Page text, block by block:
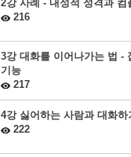
2강 사례 - 내성적 성격과 컴
216
3강 대화를 이어나가는 법 -
기능
217
4강 싫어하는 사람과 대화하
222